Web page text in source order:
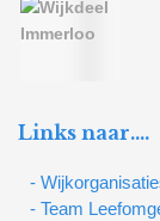
Links naar….
-
- Team